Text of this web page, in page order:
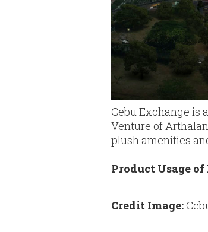
Cebu Exchange is
Venture of
plush amenities
Product Usage of
Credit Image: